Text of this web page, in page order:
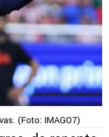
(Foto: IMAGO7)